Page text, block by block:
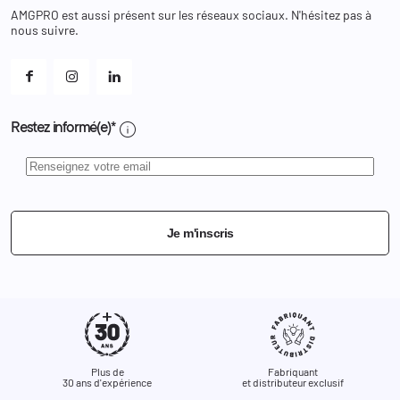
Et les cookies ?
AMGPRO est aussi présent sur les réseaux sociaux. N'hésitez pas à
nous suivre.
Restez informé(e)* info
Je m'inscris
Plus de
30 ans d'expérience
Fabriquant
et distributeur exclusif